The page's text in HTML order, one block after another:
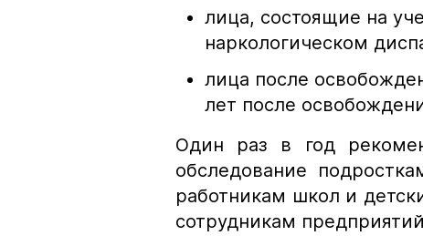
лица, состоящие на
наркологическом
лица после
лет после
Один раз в год
обследование
работникам школ и
сотрудникам